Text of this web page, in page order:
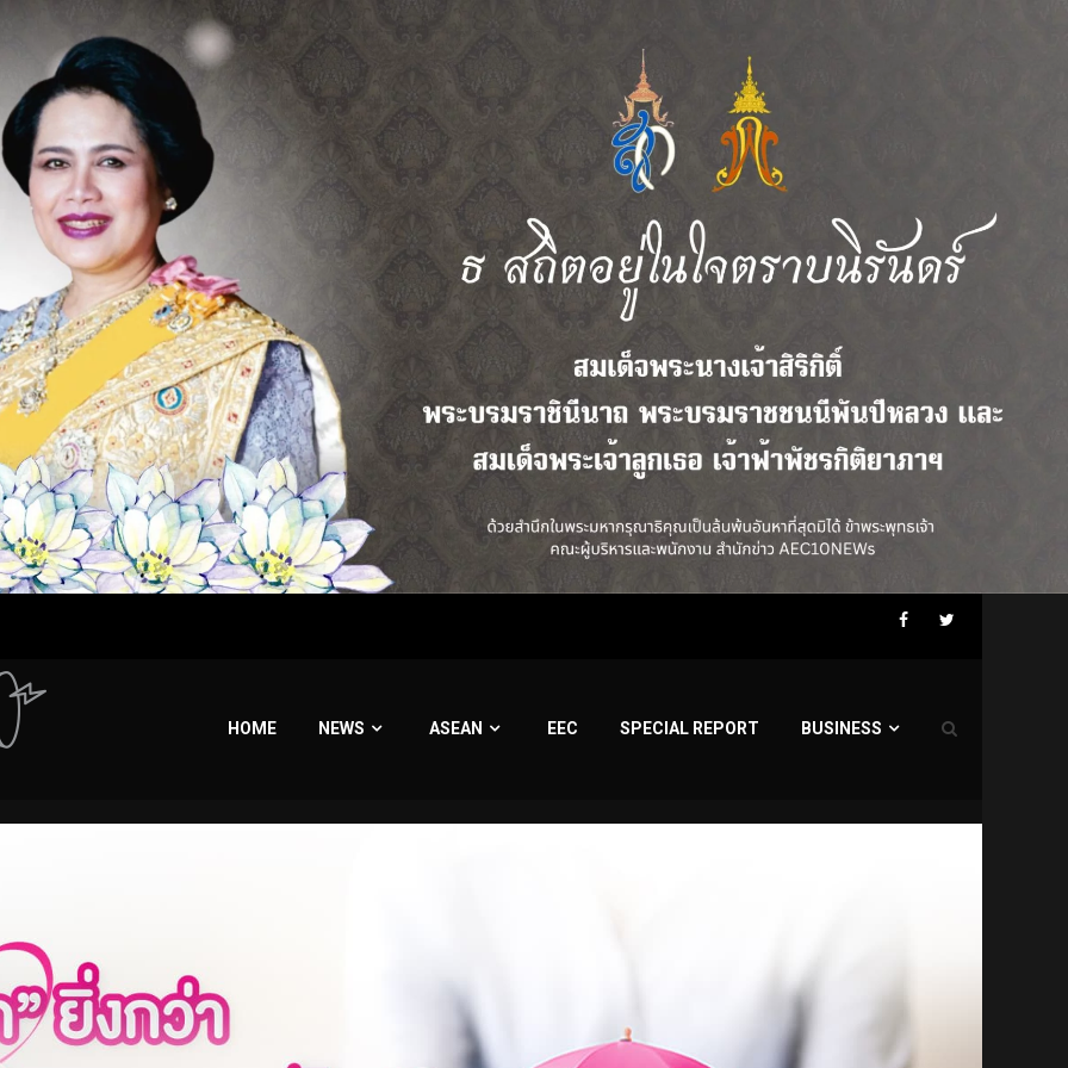
Facebook
Twitter
HOME NEWS ASEAN EEC SPECIAL REPORT BUSINESS